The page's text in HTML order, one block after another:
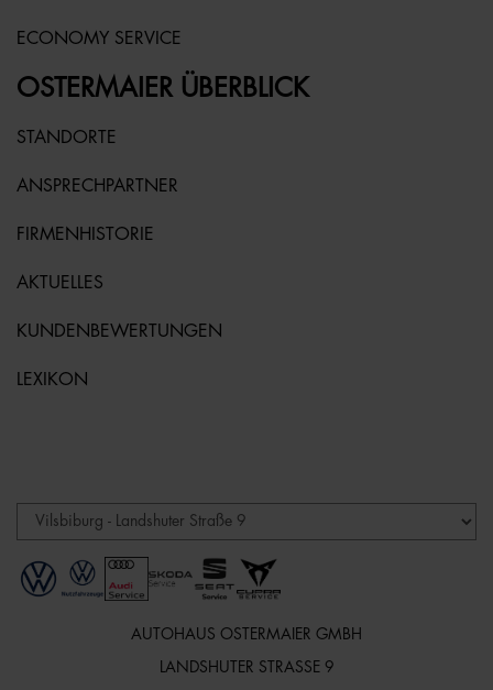
ECONOMY SERVICE
OSTERMAIER ÜBERBLICK
STANDORTE
ANSPRECHPARTNER
FIRMENHISTORIE
AKTUELLES
KUNDENBEWERTUNGEN
LEXIKON
AUTOHAUS OSTERMAIER GMBH
LANDSHUTER STRASSE 9